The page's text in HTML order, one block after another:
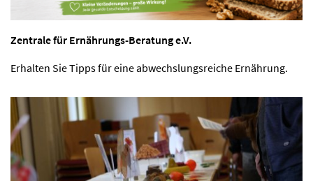
Zentrale für Ernährungs-Beratung e.V.
Erhalten Sie Tipps für eine abwechslungsreiche Ernährung.